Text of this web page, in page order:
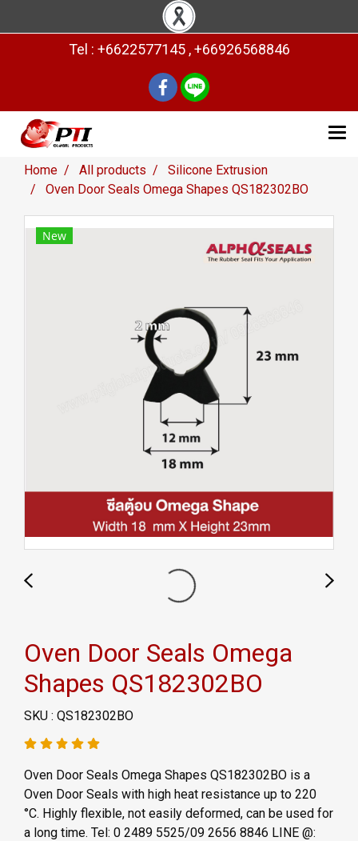
Tel : +6622577145 , +66926568846
Home All products
Silicone Extrusion
Oven Door Seals Omega Shapes QS182302BO
New
Oven Door Seals Omega
Shapes QS182302BO
SKU : QS182302BO
Oven Door Seals Omega Shapes QS182302BO is a
Oven Door Seals with high heat resistance up to 220
°C. Highly flexible, not easily deformed, can be used for
a long time. Tel: 0 2489 5525/09 2656 8846 LINE @: